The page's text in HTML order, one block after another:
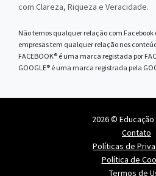
com Clareza, Riqueza e Veracidade.
Não temos qualquer relação com
empresas tem qualquer relação nos
FACEBOOK® é uma marca registada por
GOOGLE® é uma marca registrada pela
2026 © Educação
Contato
Políticas de
Política de
Termos de